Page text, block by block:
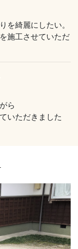
を綺麗にしたい。
施工させていただ
ら
いただきました